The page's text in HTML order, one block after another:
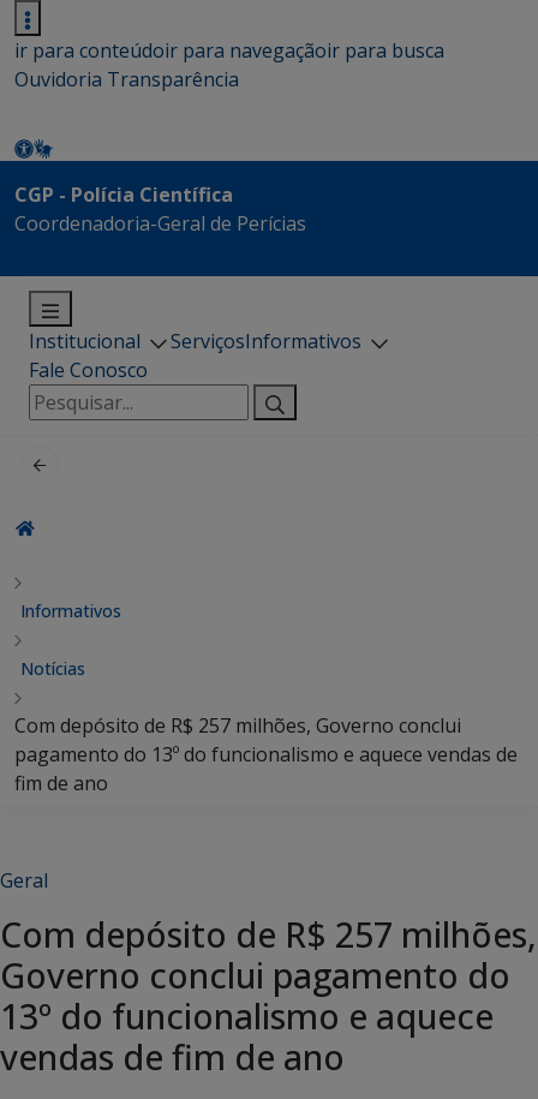
ir para conteúdoir para navegaçãoir para busca
Ouvidoria Transparência
CGP - Polícia Científica
Coordenadoria-Geral de Perícias
Institucional ServiçosInformativos
Fale Conosco
Pesquisar
por:
Informativos
Notícias
Com depósito de R$ 257 milhões, Governo conclui
pagamento do 13º do funcionalismo e aquece vendas de
fim de ano
Geral
Com depósito de R$ 257 milhões,
Governo conclui pagamento do
13º do funcionalismo e aquece
vendas de fim de ano